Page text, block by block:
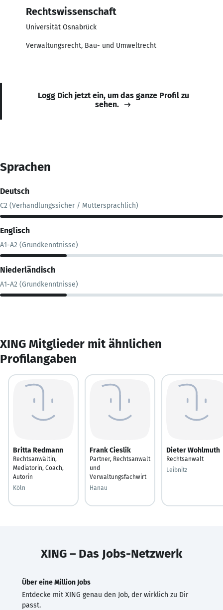
Rechtswissenschaft
Universität Osnabrück
Verwaltungsrecht, Bau- und Umweltrecht
Logg Dich jetzt ein, um das ganze Profil zu
sehen.
Sprachen
Deutsch
C2 (Verhandlungssicher / Muttersprachlich)
Englisch
A1-A2 (Grundkenntnisse)
Niederländisch
A1-A2 (Grundkenntnisse)
XING Mitglieder mit ähnlichen
Profilangaben
Britta Redmann
Rechtsanwältin,
Mediatorin, Coach,
Autorin
Köln
Frank Cieslik
Partner, Rechtsanwalt
und
Verwaltungsfachwirt
Hanau
Dieter Wohlmuth
Rechtsanwalt
Leibnitz
XING – Das Jobs-Netzwerk
Über eine Million Jobs
Entdecke mit XING genau den Job, der wirklich zu Dir
passt.